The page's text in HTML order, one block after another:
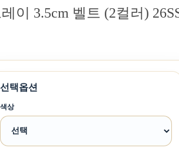
이 3.5cm 벨트 (2컬러)
선택옵션
색상